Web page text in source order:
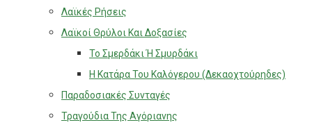
Λαϊκές Ρήσεις
Λαϊκοί Θρύλοι Και Δοξασίες
Το Σμερδάκι Ή Σμυρδάκι
Η Κατάρα Του Καλόγερου (Δεκαοχτούρηδες)
Παραδοσιακές Συνταγές
Τραγούδια Της Αγόριανης